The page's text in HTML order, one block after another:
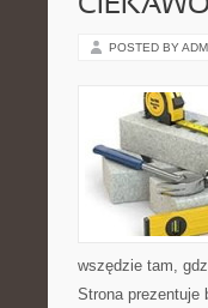
POSTED BY
wszędzie tam,
Strona prezentuje